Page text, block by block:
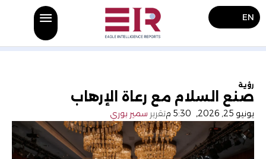
EN
رؤية
صنع السلام مع رعاة الإرهاب
يونيو 25, 2026 , 5:30 م تقرير سمير بوري